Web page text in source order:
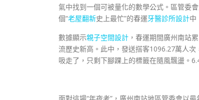
氣中找到一個可被量化的數學公式。區管委
個“老屋翻新史上最忙”的春運牙醫診所設計中
數據顯示親子空間設計 ，春運期間廣州南站
流歷史新高。此中，發送搭客1096.27萬人
吸走了，只剩下腳踝上的標籤在隨風飄盪。